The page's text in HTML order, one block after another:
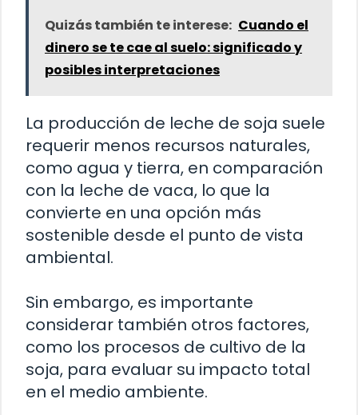
Quizás también te interese: Cuando el
dinero se te cae al suelo: significado y
posibles interpretaciones
La producción de leche de soja suele
requerir menos recursos naturales,
como agua y tierra, en comparación
con la leche de vaca, lo que la
convierte en una opción más
sostenible desde el punto de vista
ambiental.
Sin embargo, es importante
considerar también otros factores,
como los procesos de cultivo de la
soja, para evaluar su impacto total
en el medio ambiente.